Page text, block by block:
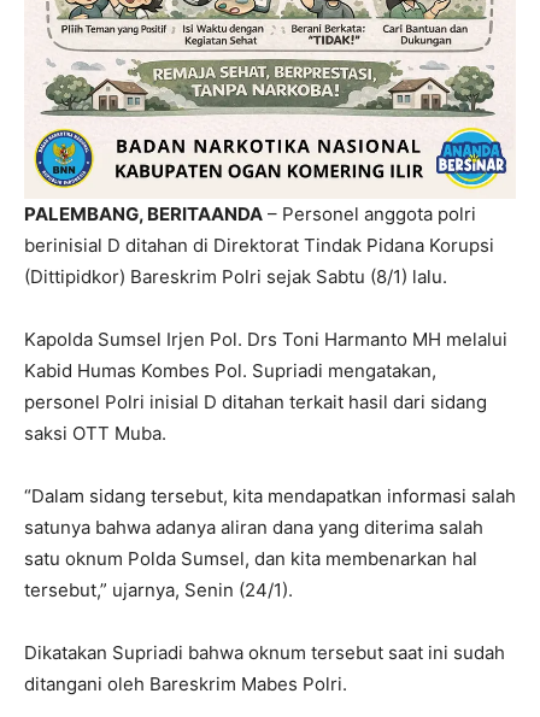
PALEMBANG, BERITAANDA – Personel anggota polri
berinisial D ditahan di Direktorat Tindak Pidana Korupsi
(Dittipidkor) Bareskrim Polri sejak Sabtu (8/1) lalu.
Kapolda Sumsel Irjen Pol. Drs Toni Harmanto MH melalui
Kabid Humas Kombes Pol. Supriadi mengatakan,
personel Polri inisial D ditahan terkait hasil dari sidang
saksi OTT Muba.
“Dalam sidang tersebut, kita mendapatkan informasi salah
satunya bahwa adanya aliran dana yang diterima salah
satu oknum Polda Sumsel, dan kita membenarkan hal
tersebut,” ujarnya, Senin (24/1).
Dikatakan Supriadi bahwa oknum tersebut saat ini sudah
ditangani oleh Bareskrim Mabes Polri.